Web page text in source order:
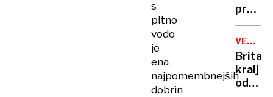
s
pitno
vodo
je
ena
najpomembnejših
dobrin
Karma
je
psica,
Nico
pa
njen
VELIKA
kralj